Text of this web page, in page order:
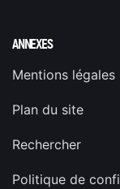
ANNEXES
Mentions légales
Plan du site
Rechercher
Politique de